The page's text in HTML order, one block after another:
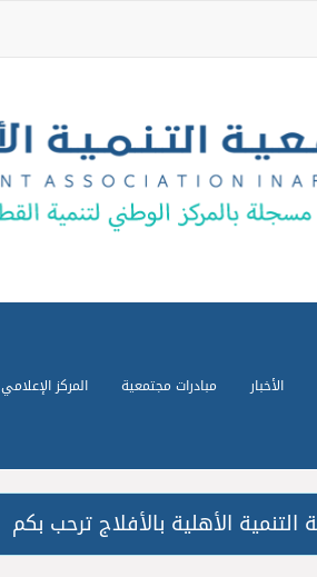
الأخبار مبادرات مجتمعية المركز الإعلامي
التنمية الأهلية بالأفلاج ترحب بكم